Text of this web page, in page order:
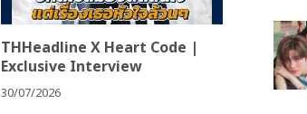
THHeadline X Heart Code |
Exclusive Interview
30/07/2026